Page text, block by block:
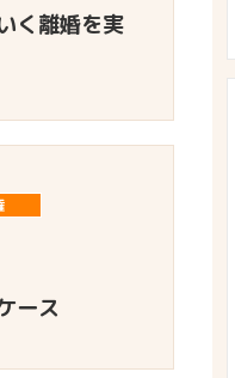
く離婚を実
ース